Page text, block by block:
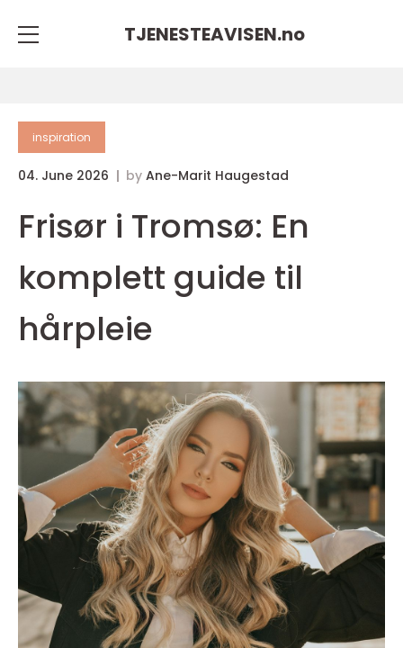
TJENESTEAVISEN.no
inspiration
04. June 2026 by Ane-Marit Haugestad
Frisør i Tromsø: En
komplett guide til
hårpleie